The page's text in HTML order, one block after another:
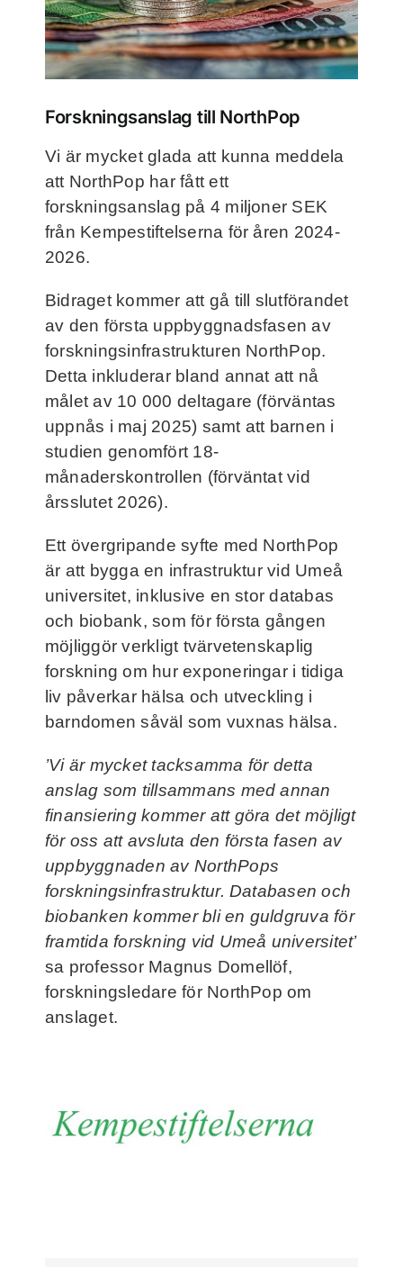
Frågor och svar
Forskningsanslag till NorthPop
Vi är mycket glada att kunna meddela
att NorthPop har fått ett
forskningsanslag på 4 miljoner SEK
från Kempestiftelserna för åren 2024-
2026.
Bidraget kommer att gå till slutförandet
av den första uppbyggnadsfasen av
forskningsinfrastrukturen NorthPop.
Detta inkluderar bland annat att nå
målet av 10 000 deltagare (förväntas
uppnås i maj 2025) samt att barnen i
studien genomfört 18-
månaderskontrollen (förväntat vid
årsslutet 2026).
Ett övergripande syfte med NorthPop
är att bygga en infrastruktur vid Umeå
universitet, inklusive en stor databas
och biobank, som för första gången
möjliggör verkligt tvärvetenskaplig
forskning om hur exponeringar i tidiga
liv påverkar hälsa och utveckling i
barndomen såväl som vuxnas hälsa.
’Vi är mycket tacksamma för detta
anslag som tillsammans med annan
finansiering kommer att göra det möjligt
för oss att avsluta den första fasen av
uppbyggnaden av NorthPops
forskningsinfrastruktur. Databasen och
biobanken kommer bli en guldgruva för
framtida forskning vid Umeå universitet’
sa professor Magnus Domellöf,
forskningsledare för NorthPop om
anslaget.